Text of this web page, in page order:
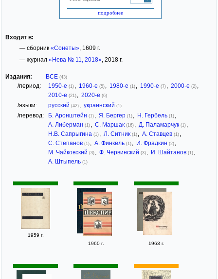
подробнее
Входит в:
— сборник «Сонеты», 1609 г.
— журнал «Нева № 11, 2018», 2018 г.
Издания: ВСЕ (43)
/период: 1950-е (1) 1960-е (5) 1980-е (1) 1990-е (7) 2000-е (2)
2010-е (21) 2020-е (6)
/языки: русский (42) украинский (1)
/перевод: Б. Аронштейн (1) Я. Бергер (1) Н. Гербель (1)
А. Либерман (1) С. Маршак (16) Д. Паламарчук (1)
Н.В. Сапрыгина (1) Л. Ситник (1) А. Ставцев (1)
С. Степанов (1) А. Финкель (1) И. Фрадкин (2)
М. Чайковский (3) Ф. Червинский (3) И. Шайтанов (1)
А. Штыпель (1)
1959 г.
1960 г.
1963 г.